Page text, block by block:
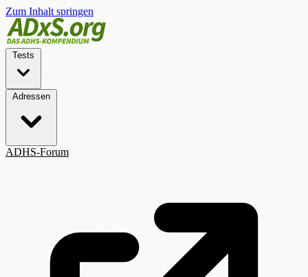
Zum Inhalt springen
Tests
Adressen
ADHS-Forum